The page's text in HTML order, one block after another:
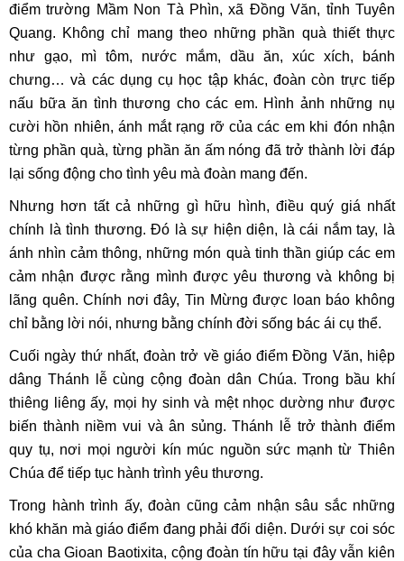
điểm trường Mầm Non Tà Phìn, xã Đồng Văn, tỉnh Tuyên
Quang. Không chỉ mang theo những phần quà thiết thực
như gạo, mì tôm, nước mắm, dầu ăn, xúc xích, bánh
chưng… và các dụng cụ học tập khác, đoàn còn trực tiếp
nấu bữa ăn tình thương cho các em. Hình ảnh những nụ
cười hồn nhiên, ánh mắt rạng rỡ của các em khi đón nhận
từng phần quà, từng phần ăn ấm nóng đã trở thành lời đáp
lại sống động cho tình yêu mà đoàn mang đến.
Nhưng hơn tất cả những gì hữu hình, điều quý giá nhất
chính là tình thương. Đó là sự hiện diện, là cái nắm tay, là
ánh nhìn cảm thông, những món quà tinh thần giúp các em
cảm nhận được rằng mình được yêu thương và không bị
lãng quên. Chính nơi đây, Tin Mừng được loan báo không
chỉ bằng lời nói, nhưng bằng chính đời sống bác ái cụ thể.
Cuối ngày thứ nhất, đoàn trở về giáo điểm Đồng Văn, hiệp
dâng Thánh lễ cùng cộng đoàn dân Chúa. Trong bầu khí
thiêng liêng ấy, mọi hy sinh và mệt nhọc dường như được
biến thành niềm vui và ân sủng. Thánh lễ trở thành điểm
quy tụ, nơi mọi người kín múc nguồn sức mạnh từ Thiên
Chúa để tiếp tục hành trình yêu thương.
Trong hành trình ấy, đoàn cũng cảm nhận sâu sắc những
khó khăn mà giáo điểm đang phải đối diện. Dưới sự coi sóc
của cha Gioan Baotixita, cộng đoàn tín hữu tại đây vẫn kiên